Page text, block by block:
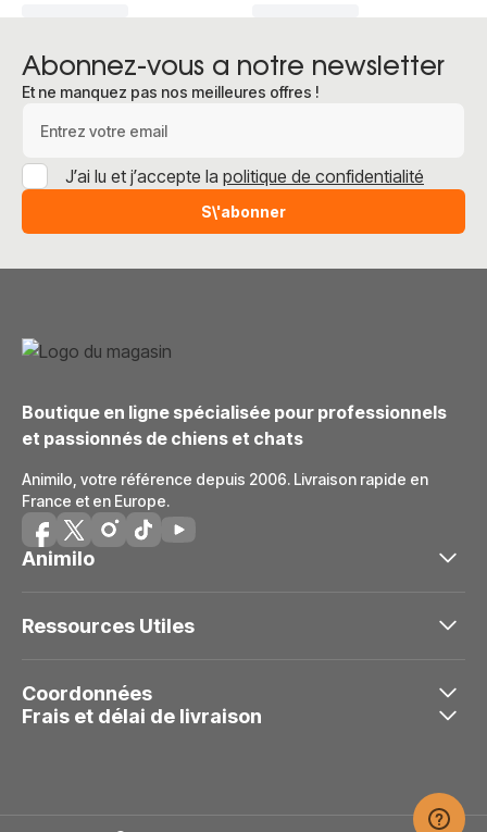
Abonnez-vous a notre newsletter
Et ne manquez pas nos meilleures offres !
S\'abonner
J’ai lu et j’accepte la politique de confidentialité
Boutique en ligne spécialisée pour professionnels
et passionnés de chiens et chats
Animilo, votre référence depuis 2006. Livraison rapide en
France et en Europe.
Animilo
Ressources Utiles
Coordonnées
Frais et délai de livraison